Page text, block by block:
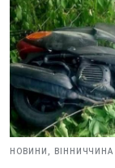
НОВИНИ, ВІННИЧЧИНА